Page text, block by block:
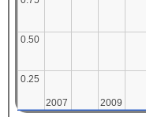
2007
2007 2009
2009
0.25
0.25
0.50
0.50